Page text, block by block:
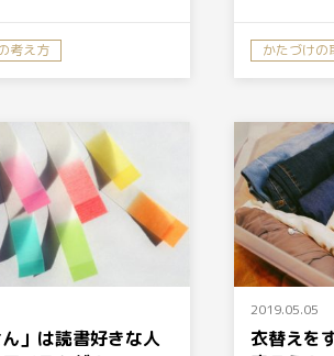
考え方 かたづけの
ん」は読書好きな人
2019.05.05
衣替えを